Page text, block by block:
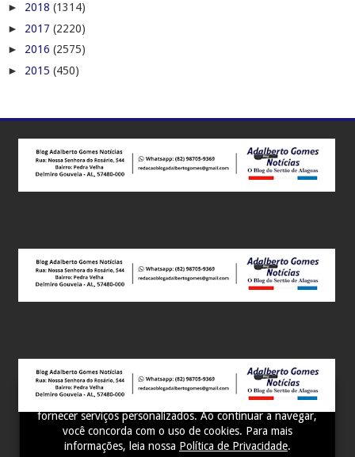
Este site utiliza cookies para melhorar sua experiência e
fornecer serviços personalizados. Ao continuar a navegar,
você concorda com o uso de cookies. Para mais
informações, leia nossa Política de Privacidade.
► 2018 (1314)
► 2017 (2220)
► 2016 (2575)
► 2015 (450)